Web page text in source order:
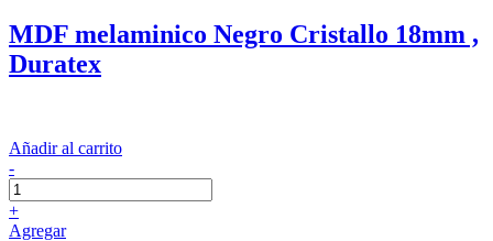
MDF melaminico Negro Cristallo 18mm ,
Duratex
Añadir al carrito
-
+
Agregar